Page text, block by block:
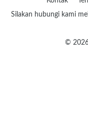
Silakan hubungi kami
© 2026